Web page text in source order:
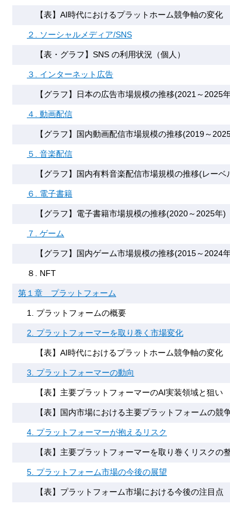
【表】AI時代におけるプラットホーム競争軸の変化
２. ソーシャルメディア/SNS
【表・グラフ】SNS の利用状況（個人）
３. インターネット広告
【グラフ】日本の広告市場規模の推移(2021～2025
４. 動画配信
【グラフ】国内動画配信市場規模の推移(2019～
５. 音楽配信
【グラフ】国内有料音楽配信市場規模の推移(レーベ
６. 電子書籍
【グラフ】電子書籍市場規模の推移(2020～2025年)
７. ゲーム
【グラフ】国内ゲーム市場規模の推移(2015～2024
８. NFT
第１章 プラットフォーム
1. プラットフォームの概要
2. プラットフォーマーを取り巻く市場変化
【表】AI時代におけるプラットホーム競争軸の変化
3. プラットフォーマーの動向
【表】主要プラットフォーマーのAI実装領域と狙い
【表】国内市場における主要プラットフォームの競
4. プラットフォーマーが抱えるリスク
【表】主要プラットフォーマーを取り巻くリスクの
5. プラットフォーム市場の今後の展望
【表】プラットフォーム市場における今後の注目点